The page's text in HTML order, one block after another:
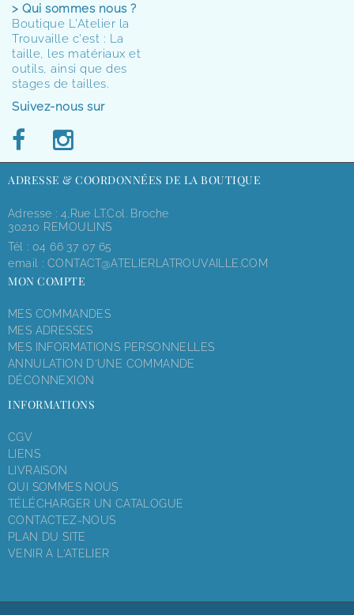
> Qui sommes nous ?
Boutique L'Atelier la
Trouvaille c'est : La
taille, les matériaux et
outils, ainsi que des
stages de tailles.
Suivez-nous sur
ADRESSE & COORDONNÉES DE LA BOUTIQUE
Adresse : 4,rue LT.Col. Broche
30210 REMOULINS
Tél : 04 66 37 07 65
email : CONTACT@ATELIERLATROUVAILLE.COM
MON COMPTE
MES COMMANDES
MES ADRESSES
MES INFORMATIONS PERSONNELLES
ANNULATION D'UNE COMMANDE
DÉCONNEXION
INFORMATIONS
CGV
LIENS
LIVRAISON
QUI SOMMES NOUS
TÉLÉCHARGER UN CATALOGUE
CONTACTEZ-NOUS
PLAN DU SITE
VENIR A L'ATELIER